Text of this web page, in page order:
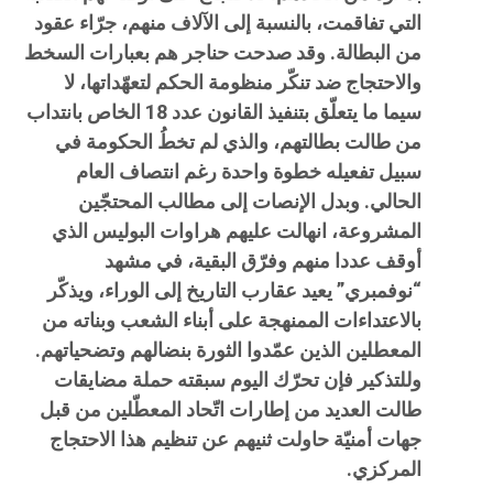
التي تفاقمت، بالنسبة إلى الآلاف منهم، جرّاء عقود
من البطالة. وقد صدحت حناجر هم بعبارات السخط
والاحتجاج ضد تنكّر منظومة الحكم لتعهّداتها، لا
سيما ما يتعلّق بتنفيذ القانون عدد 18 الخاص بانتداب
من طالت بطالتهم، والذي لم تخطُ الحكومة في
سبيل تفعيله خطوة واحدة رغم انتصاف العام
الحالي. وبدل الإنصات إلى مطالب المحتجّين
المشروعة، انهالت عليهم هراوات البوليس الذي
أوقف عددا منهم وفرّق البقية، في مشهد
“نوفمبري” يعيد عقارب التاريخ إلى الوراء، ويذكّر
بالاعتداءات الممنهجة على أبناء الشعب وبناته من
المعطلين الذين عمّدوا الثورة بنضالهم وتضحياتهم.
وللتذكير فإن تحرّك اليوم سبقته حملة مضايقات
طالت العديد من إطارات اتّحاد المعطّلين من قبل
جهات أمنيّة حاولت ثنيهم عن تنظيم هذا الاحتجاج
المركزي.